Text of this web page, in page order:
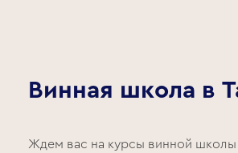
Винная школа в
Ждем вас на курсы винной